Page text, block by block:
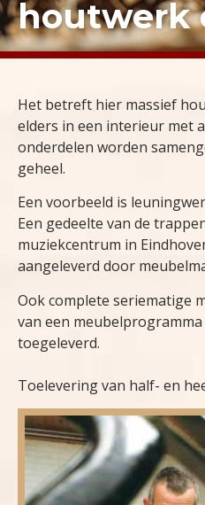
houtwerk
Het betreft hier massief
elders in een interieur met
onderdelen worden
geheel.
Een voorbeeld is
Een gedeelte van de
muziekcentrum in
aangeleverd door
Ook complete seriematige
van een
toegeleverd.
Toelevering van half- en